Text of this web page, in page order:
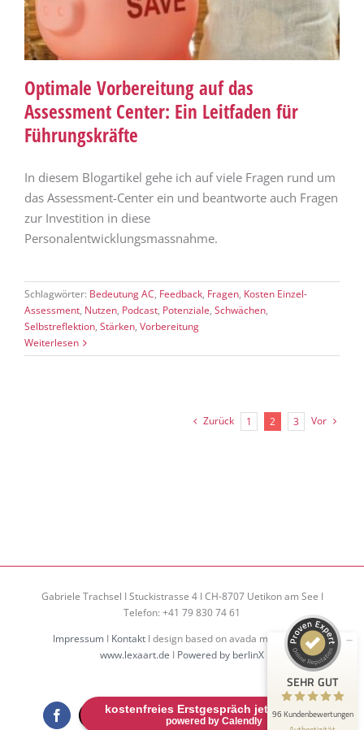
kostenfreies Erstgespräch jetzt buchen
powered by Calendly
Optimale Vorbereitung auf das
Assessment Center: Ein Leitfaden für
Führungskräfte
In diesem Blogartikel gehe ich auf viele Fragen rund um
das Assessment-Center ein und beantworte auch Fragen
zur Investition in diese
Personalentwicklungsmassnahme.
Schlagwörter: Bedeutung AC, Feedback, Fragen, Kosten Einzel-
Assessment, Nutzen, Podcast, Potenziale, Schwächen,
Selbstreflektion, Stärken, Vorbereitung
Weiterlesen
Zurück 1 2 3 Vor
Gabriele Trachsel I Stuckistrasse 4 I CH-8707 Uetikon am See I
Telefon: +41 79 830 74 61
ImpressumI KontaktI design based on avada modified by
www.lexaart.de I Powered by berlinX
Facebook LinkedInInstagramYouTubeSpotifyRss
SEHR GUT
96 Kundenbewertungen
99%
ProvenExpert.com
SEHR GUT
4,97 / 5,00
94
Bewertungen auf
ProvenExpert.com
2
Bewertungen von 1
Blick aufs ProvenExpert-Profil werfen